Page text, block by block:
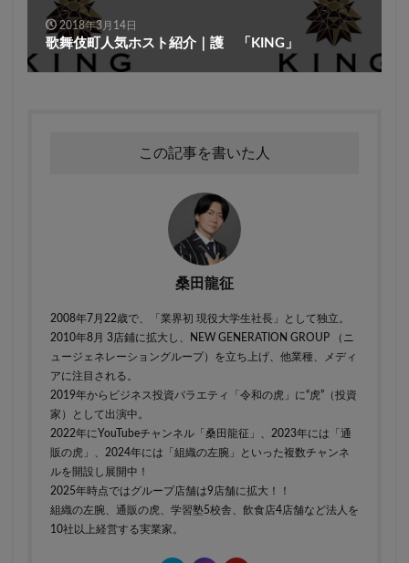
2018年3月14日
歌舞伎町人気ホスト紹介｜護 「KING」
この記事を書いた人
桑田龍征
2008年7月22歳で、「業界初 現役大学生社長」として独立。
2010年8月 3店鋪に拡大し、NEW GENERATION GROUP （ニ
ュージェネレーショングループ）を立ち上げ、他業種、メディ
アに注目される。
2019年からビジネス投資バラエティ「令和の虎」に“虎”（投資
家）として出演中。
2022年にYouTubeチャンネル「桑田龍征」、2023年には「通
販の虎」、2024年には「組織の左腕」といった複数チャンネ
ルを開設し展開中！
2025年時点ではグループ店舗は9店舗に拡大！！
組織の左腕、通販の虎、学習塾5校舎、飲食店4店舗など法人を
10社以上経営する実業家。